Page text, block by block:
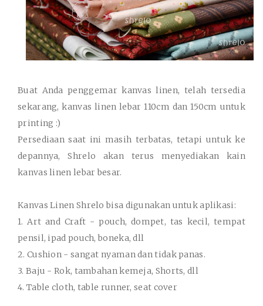
Buat Anda penggemar kanvas linen, telah tersedia
sekarang, kanvas linen lebar 110cm dan 150cm untuk
printing :)
Persediaan saat ini masih terbatas, tetapi untuk ke
depannya, Shrelo akan terus menyediakan kain
kanvas linen lebar besar.
Kanvas Linen Shrelo bisa digunakan untuk aplikasi:
1. Art and Craft - pouch, dompet, tas kecil, tempat
pensil, ipad pouch, boneka, dll
2. Cushion - sangat nyaman dan tidak panas.
3. Baju - Rok, tambahan kemeja, Shorts, dll
4. Table cloth, table runner, seat cover